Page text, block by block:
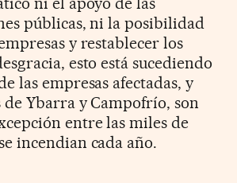
públicas, ni la posibilidad
y restablecer los
esto está sucediendo
las empresas afectadas, y
de Ybarra y Campofrío, son
entre las miles de
incendian cada año.